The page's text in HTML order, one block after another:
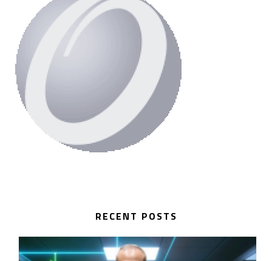
RECENT POSTS